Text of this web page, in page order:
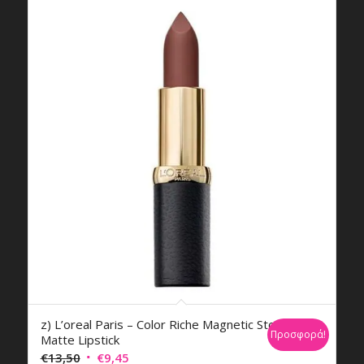
z) L’oreal Paris – Color Riche Magnetic Stones
Matte Lipstick
€13,50 Original
€9,45Η
Προσφορά!